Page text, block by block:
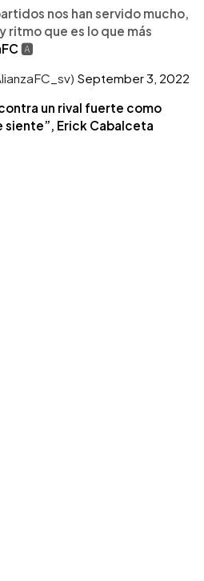
nos han servido mucho,
ritmo que es lo que más
🅰️
September 3, 2022
contra un rival fuerte como
siente”, Erick Cabalceta